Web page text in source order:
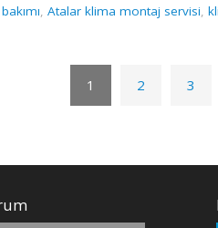
, Atalar klima montaj servisi,
1 2 3